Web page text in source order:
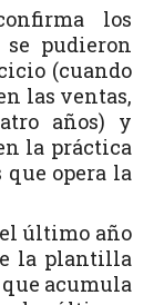
los
pudieron
(cuando
las ventas,
años) y
la práctica
que opera la
último año
la plantilla
que acumula